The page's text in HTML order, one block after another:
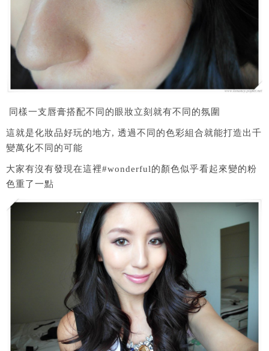
同樣一支唇膏搭配不同的眼妝立刻就有不同的氛圍
這就是化妝品好玩的地方, 透過不同的色彩組合就能打造出千
變萬化不同的可能
大家有沒有發現在這裡#wonderful的顏色似乎看起來變的粉
色重了一點